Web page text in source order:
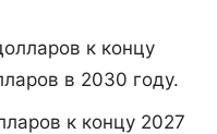
к концу
в 2030 году.
к концу 2027